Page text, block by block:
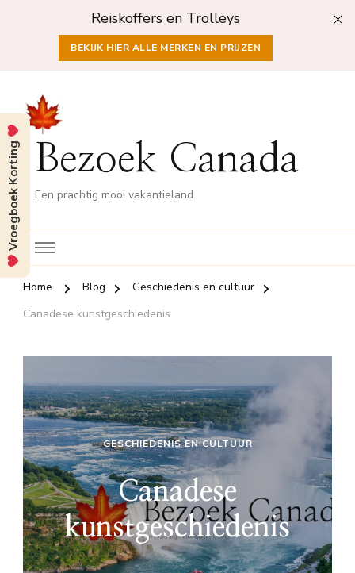
Reiskoffers en Trolleys
BEKIJK HIER ALLE MERKEN EN PRIJZEN
Bezoek Canada
Een prachtig mooi vakantieland
Home Blog
Geschiedenis en cultuur
Canadese kunstgeschiedenis
GESCHIEDENIS EN CULTUUR
Canadese
kunstgeschiedenis
Vroegboek Korting